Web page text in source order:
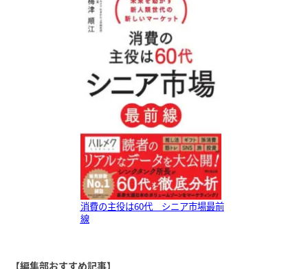
消費の主役は60代 シニア市場最前
線
【編集部おすすめ記事】